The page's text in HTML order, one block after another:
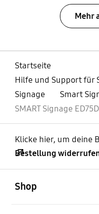
Mehr
Startseite
Hilfe und Support für
Signage
Smart
SMART Signage
Klicke hier, um deine
Bestellung
Shop